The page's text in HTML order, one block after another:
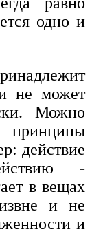
одно и
не может
Можно
принципы
действие
-
в вещах
и не
и